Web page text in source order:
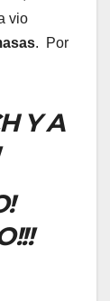
vio
. Por
Y A